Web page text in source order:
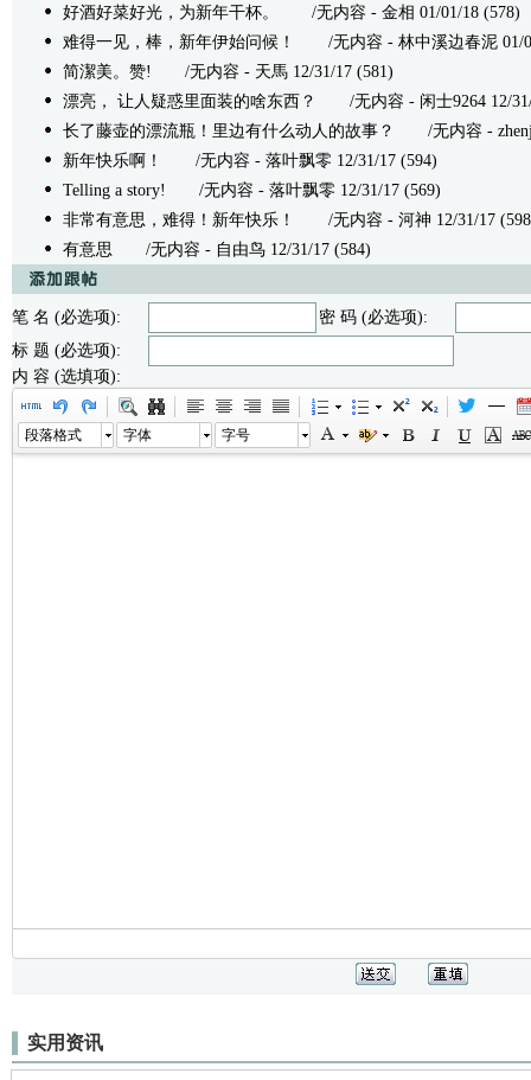
好酒好菜好光，为新年干杯。
/无内容 - 金相 01/01/18 (578)
难得一见，棒，新年伊始问候！
/无内容 - 林中溪边春泥 01/
简潔美。赞!
/无内容 - 天馬 12/31/17 (581)
漂亮， 让人疑惑里面装的啥东西？
/无内容 - 闲士9264 12/31/
长了藤壶的漂流瓶！里边有什么动人的故事？
/无内容 -
新年快乐啊！
/无内容 - 落叶飘零 12/31/17 (594)
Telling a story!
/无内容 - 落叶飘零 12/31/17 (569)
非常有意思，难得！新年快乐！
/无内容 - 河神 12/31/17
有意思 /无内容 - 自由鸟 12/31/17 (584)
笔 名 (必选项):
密 码 (必选项):
标 题 (必选项):
内 容 (选填项):
段落格式 字体 字号
实用资讯